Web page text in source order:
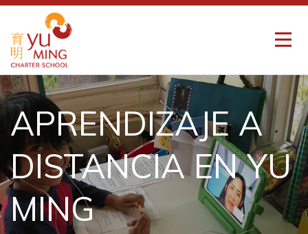
APRENDIZAJE A
DISTANCIA EN YU
MING